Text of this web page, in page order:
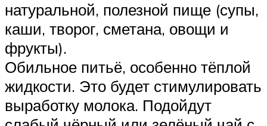
натуральной, полезной пище (супы,
каши, творог, сметана, овощи и
фрукты).
Обильное питьё, особенно тёплой
жидкости. Это будет стимулировать
выработку молока. Подойдут